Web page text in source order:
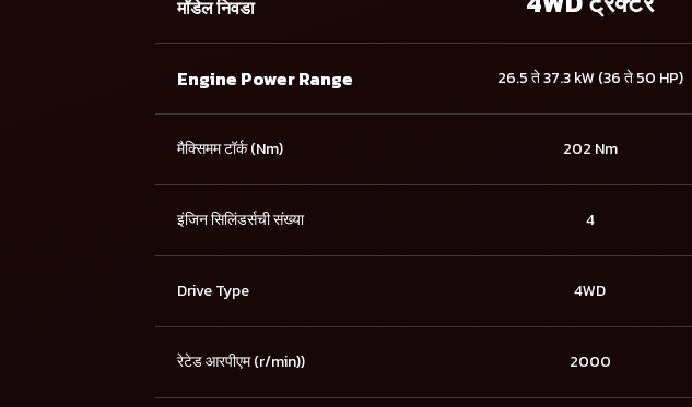
मॉडेल निवडा
Engine Power Range 26.5 ते 37.3 kW (36 ते 50 HP)
मैक्सिमम टॉर्क (Nm) 202 Nm
इंजिन सिलिंडर्सची संख्या 4
Drive Type 4WD
रेटेड आरपीएम (r/min)) 2000